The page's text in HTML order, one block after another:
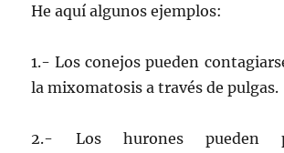
He aquí algunos ejemplos:
1.- Los conejos pueden
la mixomatosis a través de pulgas.
2.- Los hurones pueden